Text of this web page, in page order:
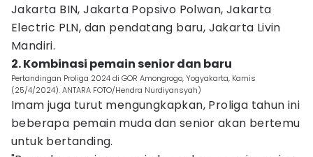
Jakarta BIN, Jakarta Popsivo Polwan, Jakarta
Electric PLN, dan pendatang baru, Jakarta Livin
Mandiri.
2. Kombinasi pemain senior dan baru
Pertandingan Proliga 2024 di GOR Amongrogo, Yogyakarta, Kamis
(25/4/2024). ANTARA FOTO/Hendra Nurdiyansyah)
Imam juga turut mengungkapkan, Proliga tahun ini
beberapa pemain muda dan senior akan bertemu
untuk bertanding.